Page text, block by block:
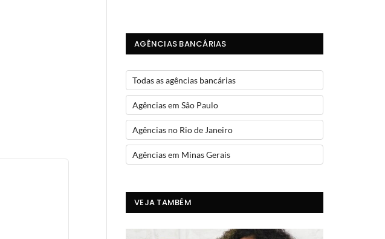
AGÊNCIAS BANCÁRIAS
Todas as agências bancárias
Agências em São Paulo
Agências no Rio de Janeiro
Agências em Minas Gerais
VEJA TAMBÉM